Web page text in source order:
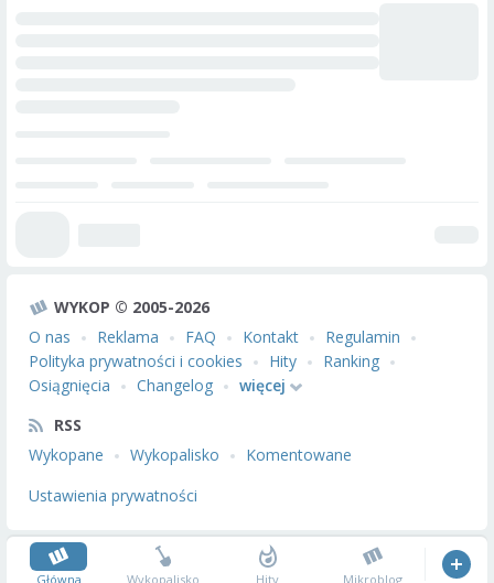
WYKOP © 2005-2026
O nas
Reklama FAQ Kontakt
Regulamin
Polityka prywatności i cookies
Hity
Ranking
Osiągnięcia
Changelog
więcej
RSS
Wykopane
Wykopalisko
Komentowane
Ustawienia prywatności
Główna Wykopalisko Hity Mikroblog